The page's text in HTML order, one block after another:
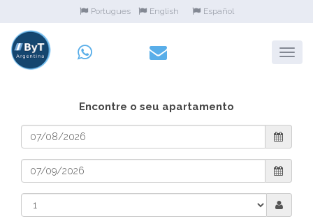
Portugues English Español
Encontre o seu apartamento